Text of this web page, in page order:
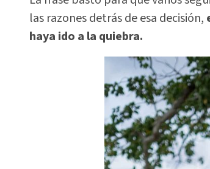
las razones detrás de esa decisión,
haya ido a la quiebra.